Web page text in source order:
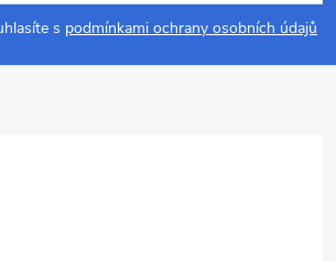
s podmínkami ochrany osobních údajů